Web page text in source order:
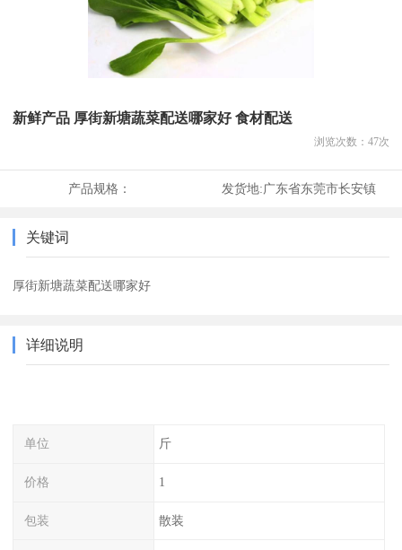
新鲜产品 厚街新塘蔬菜配送哪家好 食材配送
浏览次数： 47次
产品规格： 发货地:广东省东莞市长安镇
关键词
厚街新塘蔬菜配送哪家好
详细说明
单位 斤
价格 1
包装 散装